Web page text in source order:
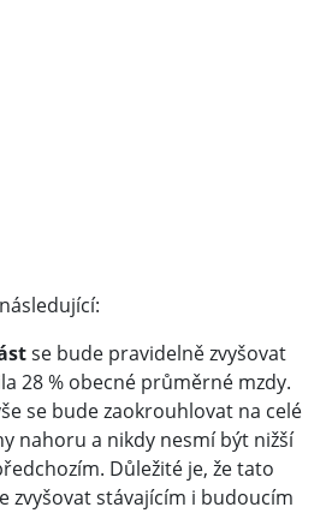
se bude pravidelně zvyšovat
28 % obecné průměrné mzdy.
se bude zaokrouhlovat na celé
nahoru a nikdy nesmí být nižší
Důležité je, že tato
zvyšovat stávajícím i budoucím